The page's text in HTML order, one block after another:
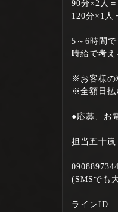
90分×2人
120分×1人
5～6時間
時給で考
※お客様の
※全額日払
●応募、お
担当五十嵐
(SMSでも
ラインID